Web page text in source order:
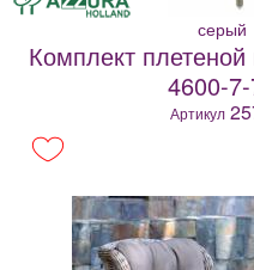
серый
Комплект
4600-
Артикул